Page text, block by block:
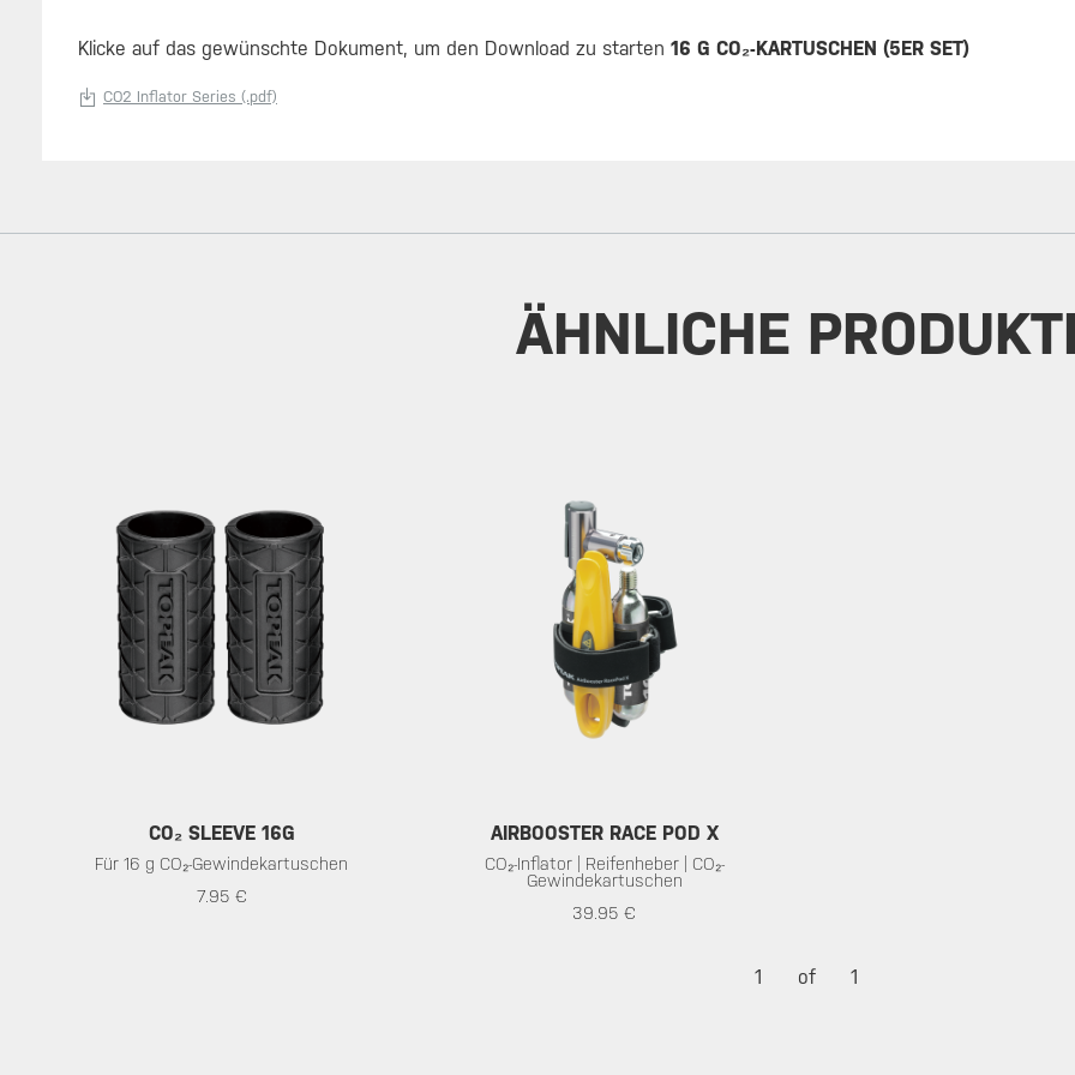
Klicke auf das gewünschte Dokument, um den Download zu starten 16 G CO₂-KARTUSCHEN (5ER SET)
CO2 Inflator Series (.pdf)
ÄHNLICHE
CO₂ SLEEVE 16G
Für 16 g CO₂-Gewindekartuschen
7.95 €
AIRBOOSTER RACE POD X
CO₂-Inflator | Reifenheber | CO₂-
Gewindekartuschen
39.95 €
1 of 1